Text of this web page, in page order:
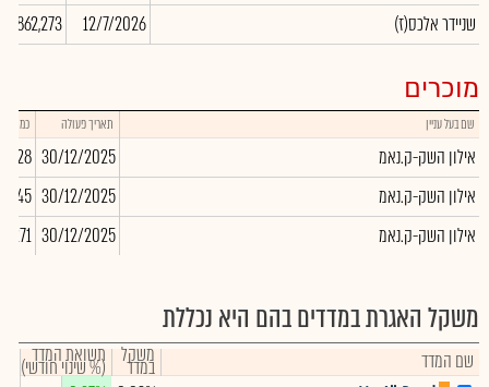
(שניידר אלכס(ז
12/7/2026
862,273
מוכרים
שם בעל עניין תאריך פעולה כמות
אילון השק-ק.נאמ 30/12/2025
אילון השק-ק.נאמ
30/12/2025
אילון השק-ק.נאמ
30/12/2025
משקל האגרת במדדים בהם היא נכללת
שם המדד משקל
במדד תשואת המדד
(% שינוי חודשי)